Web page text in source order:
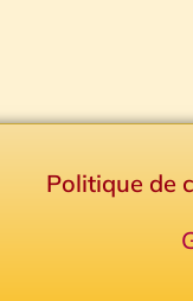
Politique de